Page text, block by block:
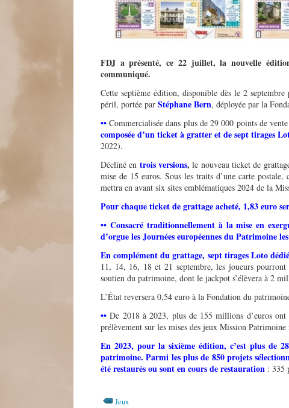
FDJ a présenté, ce 22 juillet, la nouvelle
communiqué.
Cette septième édition, disponible dès le 2
péril, portée par Stéphane Bern, déployée par la
•• Commercialisée dans plus de 29 000 points de
composée d’un ticket à gratter et de sept tirages
2022).
Décliné en trois versions, le nouveau ticket de
mise de 15 euros. Sous les traits d’une carte
mettra en avant six sites emblématiques 2024 de la
Pour chaque ticket de grattage acheté, 1,83 euro
•• Consacré traditionnellement à la mise en
d’orgue les Journées européennes du Patrimoine
En complément du grattage, sept tirages Loto
11, 14, 16, 18 et 21 septembre, les joueurs
soutien du patrimoine, dont le jackpot s’élèvera à 2
L’État reversera 0,54 euro à la Fondation du
••De 2018 à 2023, plus de 155 millions d’euros
prélèvement sur les mises des jeux Mission
En 2023, pour la sixième édition, c’est plus de
patrimoine.Parmi les plus de 850 projets
été restaurés ou sont en cours de restauration : 335
Jeux